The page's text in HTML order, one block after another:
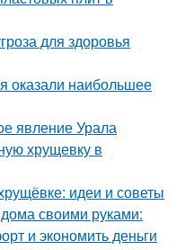
для здоровья
оказали наибольшее
явление Урала
хрущевку в
идеи и советы
своими руками:
и экономить деньги